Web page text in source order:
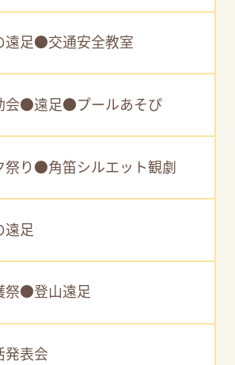
遠足●交通安全教室
会●遠足●プールあそぴ
祭り●角笛シルエット観劇
遠足
祭●登山遠足
発表会